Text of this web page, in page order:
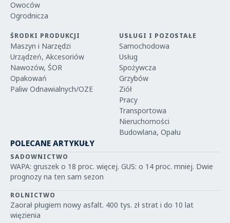
Owoców
Ogrodnicza
ŚRODKI PRODUKCJI
Maszyn i Narzędzi
Urządzeń, Akcesoriów
Nawozów, ŚOR
Opakowań
Paliw Odnawialnych/OZE
USŁUGI I POZOSTAŁE
Samochodowa
Usług
Spożywcza
Grzybów
Ziół
Pracy
Transportowa
Nieruchomości
Budowlana, Opału
POLECANE ARTYKUŁY
SADOWNICTWO
WAPA: gruszek o 18 proc. więcej. GUS: o 14 proc. mniej. Dwie
prognozy na ten sam sezon
ROLNICTWO
Zaorał pługiem nowy asfalt. 400 tys. zł strat i do 10 lat
więzienia